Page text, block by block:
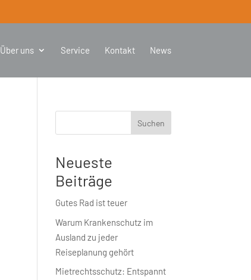
Über uns Service Kontakt News
Suchen
Neueste
Beiträge
Gutes Rad ist teuer
Warum Krankenschutz im
Ausland zu jeder
Reiseplanung gehört
Mietrechtsschutz: Entspannt